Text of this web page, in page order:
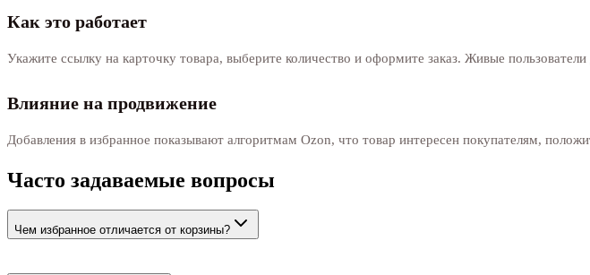
Как это работает
Укажите ссылку на карточку товара, выберите количество и оформите заказ. Живые пользователи
Влияние на продвижение
Добавления в избранное показывают алгоритмам Ozon, что товар интересен покупателям,
Часто задаваемые вопросы
Чем избранное отличается от корзины?